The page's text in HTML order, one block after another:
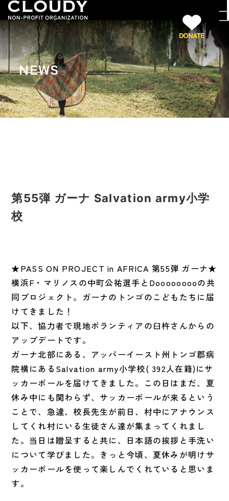
NEWS
第55弾 ガーナ Salvation army小学
校
★PASS ON PROJECT in AFRICA 第55弾 ガーナ★
横浜F・マリノスの中町公祐選手とDooooooooの共
同プロジェクト。ガーナのトンゴのこどもたちに届
けてきました！
以下、協力者で現地ボランティアの臼杵さんからの
アップデートです。
ガーナ北部にある、アッパーイースト州トンゴ郡病
院横にあるSalvation army小学校( 392人在籍)にサ
ッカーボールを届けてきました。この日はまだ、夏
休み中にも関わらず、サッカーボールが来るという
ことで、急遽、校長先生が前日、村中にアナウンス
してくれ村にいる生徒さん達が集まってくれまし
た。当日は贈呈すると共に、日本語の挨拶と手洗い
について学びました。きっと今頃、夏休みが明けサ
ッカーボールを使って楽しんでくれていると思いま
す。